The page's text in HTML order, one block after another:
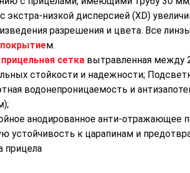
экстра-низкой дисперсией (XD)
разрешения и цвета. Все
м.
прицельная сетка вытравленная между
стойкости и надежности;
водонепроницаемость и
анодированное анти-отражающее
устойчивость к царапинам и
прицела